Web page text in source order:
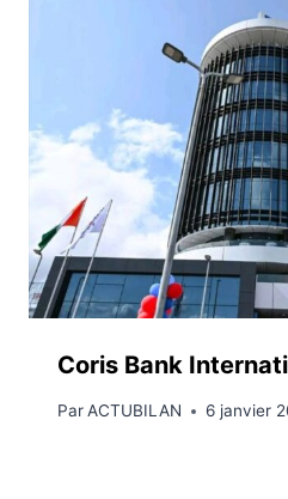
Coris Bank
ParACTUBILAN 6 janvier